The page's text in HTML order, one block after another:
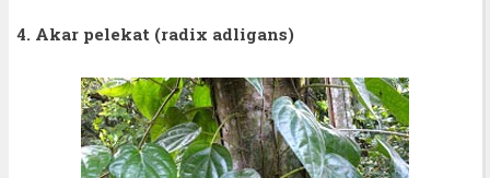
4. Akar pelekat (radix adligans)